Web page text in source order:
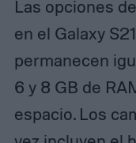
Las opciones
en el Galaxy
permanecen
6 y 8 GB de
espacio. Los